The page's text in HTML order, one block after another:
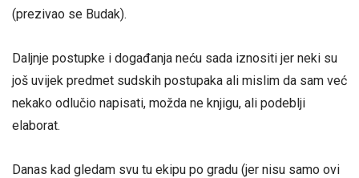
(prezivao se Budak).
Daljnje postupke i događanja neću sada iznositi jer neki su
još uvijek predmet sudskih postupaka ali mislim da sam već
nekako odlučio napisati, možda ne knjigu, ali podeblji
elaborat.
Danas kad gledam svu tu ekipu po gradu (jer nisu samo ovi